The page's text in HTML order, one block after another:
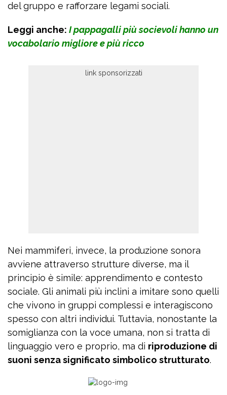
del gruppo e rafforzare legami sociali.
Leggi anche: I pappagalli più socievoli hanno un
vocabolario migliore e più ricco
Nei mammiferi, invece, la produzione sonora
avviene attraverso strutture diverse, ma il
principio è simile: apprendimento e contesto
sociale. Gli animali più inclini a imitare sono quelli
che vivono in gruppi complessi e interagiscono
spesso con altri individui. Tuttavia, nonostante la
somiglianza con la voce umana, non si tratta di
linguaggio vero e proprio, ma di riproduzione di
suoni senza significato simbolico strutturato.